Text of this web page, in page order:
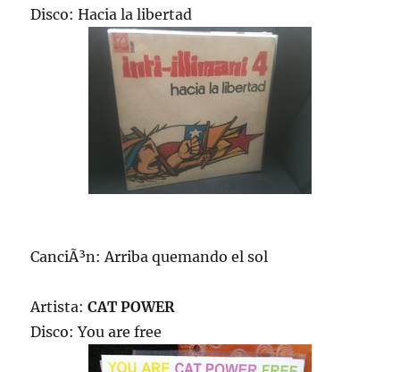
Disco: Hacia la libertad
CanciÃ³n: Arriba quemando el sol
Artista:CAT POWER
Disco: You are free